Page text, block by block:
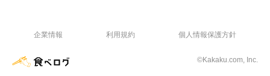
企業情報 利用規約 個人情報保護方針
©Kakaku.com, Inc.